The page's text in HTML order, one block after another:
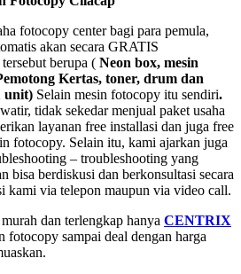
fotocopy center bagi para pemula,
akan secara GRATIS
tersebut berupa ( Neon box, mesin
Kertas, toner, drum dan
unit) Selain mesin fotocopy itu sendiri.
tidak sekedar menjual paket usaha
layanan free installasi dan juga free
fotocopy. Selain itu, kami ajarkan juga
– troubleshooting yang
bisa berdiskusi dan berkonsultasi secara
kami via telepon maupun via video call.
dan terlengkap hanya CENTRIX
fotocopy sampai deal dengan harga